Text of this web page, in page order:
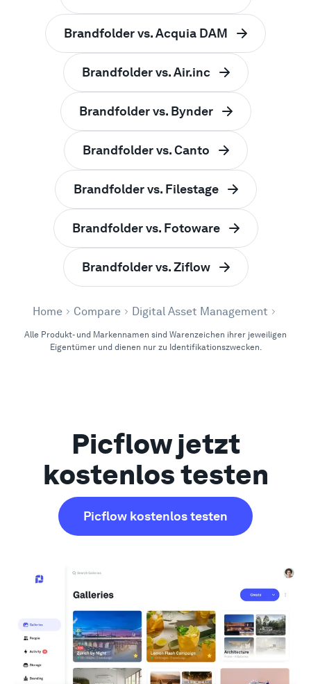
Brandfolder vs. Acquia DAM
Brandfolder vs. Air.inc
Brandfolder vs. Bynder
Brandfolder vs. Canto
Brandfolder vs. Filestage
Brandfolder vs. Fotoware
Brandfolder vs. Ziflow
Home Compare Digital Asset Management
Alle Produkt- und Markennamen sind Warenzeichen ihrer jeweiligen
Eigentümer und dienen nur zu Identifikationszwecken.
Picflow jetzt
kostenlos testen
Picflow kostenlos testen